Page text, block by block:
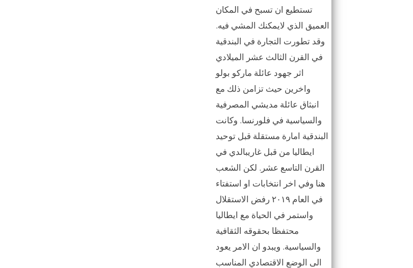
تستطيع ان تسبح في المكان
العميق الذي لايمكنك المشي فيه.
وقد تطورت التجارة في البندقية
في القرن الثالث عشر الميلادي
اثر جهود عائلة ماركو بولو
واخرين حيث تزامن ذلك مع
انبثاق عائلة مديشي المصرفية
والسياسية في فلورنسا. وكانت
البندقية امارة مستقلة قبل توحيد
ايطاليا من قبل غاريبالدي في
القرن التاسع عشر. لكن الشعب
هنا وفي اخر انتخابات او استفتاء
في العام ٢٠١٩ رفض الاستقلال
واستمر في الحياة مع ايطاليا
محتفظا بحقوقه الثقافية
والسياسية. ويبدو ان الامر يعود
الى الوضع الاقتصادي المناسب